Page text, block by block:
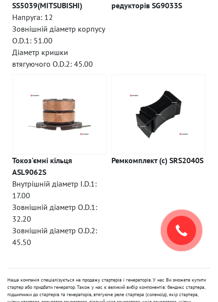
SS5039(MITSUBISHI)
Напруга: 12
Зовнішній діаметр корпусу
O.D.1: 51.00
Діаметр кришки
втягуючого O.D.2: 45.00
редукторів SG9033S
Токоз'ємні кільця
ASL9062S
Внутрішній діаметр I.D.1:
17.00
Зовнішній діаметр O.D.1:
32.20
Зовнішній діаметр O.D.2:
45.50
Ремкомплект (c) SRS2040S
Наша компанія спеціалізується на продажу стартерів і генераторів. У нас Ви зможете купити
стартер або придбати генератор. Також у нас є великий вибір компонентів: бендикс стартера,
підшипники до стартерів та генераторів, втягуюче реле стартера (соленоїд), якір стартера,